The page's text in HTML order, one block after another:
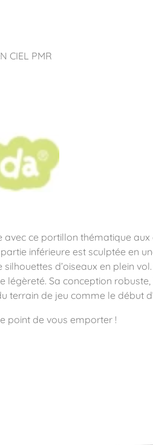
équipements sportifs
CIEL PMR
avec ce portillon thématique
inférieure est sculptée
d’oiseaux en plein
légèreté. Sa conception
terrain de jeu comme le début
point de vous emporter !